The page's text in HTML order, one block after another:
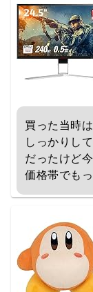
買った当時
しっかりし
だったけど
価格帯でも